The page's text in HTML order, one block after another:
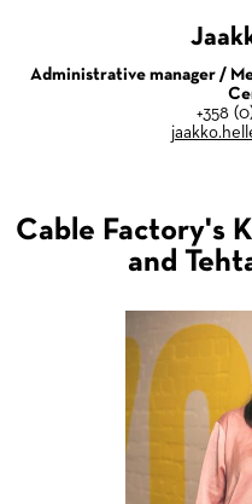
Administrative manager /
+358
Cable Factory's
and